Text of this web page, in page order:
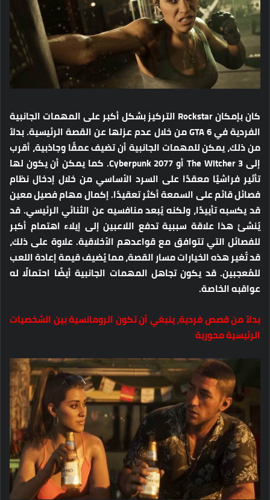
كان بإمكان Rockstar التركيز بشكل أكبر على المهمات الجانبية
الفردية في GTA 6 من خلال عدم عزلها عن القصة الرئيسية. بدلاً
من ذلك، يمكن للمهمات الجانبية أن تضيف عمقًا وجاذبية، أقرب
إلى The Witcher 3 أو Cyberpunk 2077. كما يمكن أن يكون لها
تأثير فراشيًا معقدًا على السرد الأساسي من خلال إدخال نظام
فصائل قائم على السمعة أكثر تعقيدًا. إكمال مهام فصيل معين
قد يكسبه تأييدًا، ولكنه يُبعد منافسيه عن الثنائي الرئيسي. قد
يُنشئ هذا علاقة سببية تدفع اللاعبين إلى إيلاء اهتمام أكبر
للفصائل التي تتوافق مع قواعدهم الأخلاقية. علاوة على ذلك،
قد تُغير هذه الخيارات مسار القصة، مما يُضيف قيمة إعادة اللعب
للمُعجبين. قد يكون تجاهل المهمات الجانبية أيضًا احتمالًا له
عواقبه الخاصة.
بدلاً من قصص فردية، ينبغي أن تكون الرومانسية بين الشخصيات
الرئيسية محورية